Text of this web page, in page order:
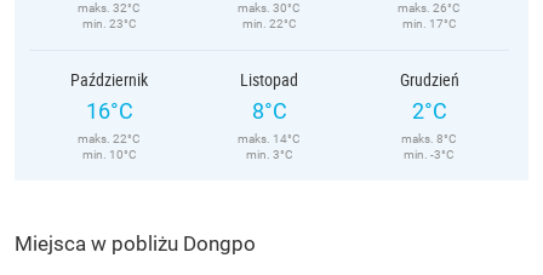
maks. 32°C
min. 23°C
maks. 30°C
min. 22°C
maks. 26°C
min. 17°C
Październik
16°C
maks. 22°C
min. 10°C
Listopad
8°C
maks. 14°C
min. 3°C
Grudzień
2°C
maks. 8°C
min. -3°C
Miejsca w pobliżu Dongpo